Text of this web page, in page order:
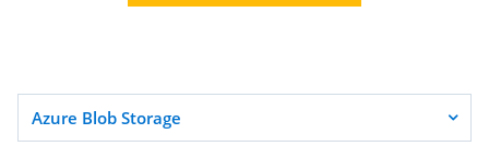
Azure Blob Storage